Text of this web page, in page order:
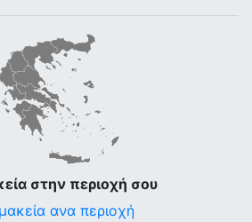
στην περιοχή σου
ανα περιοχή